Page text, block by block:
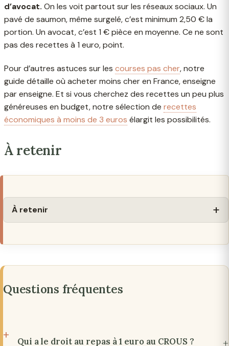
d’avocat. On les voit partout sur les réseaux sociaux. Un
pavé de saumon, même surgelé, c’est minimum 2,50 € la
portion. Un avocat, c’est 1 € pièce en moyenne. Ce ne sont
pas des recettes à 1 euro, point.
Pour d’autres astuces sur les courses pas cher, notre
guide détaille où acheter moins cher en France, enseigne
par enseigne. Et si vous cherchez des recettes un peu plus
généreuses en budget, notre sélection de recettes
économiques à moins de 3 euros élargit les possibilités.
À retenir
À retenir
Questions fréquentes
Qui a le droit au repas à 1 euro au CROUS ?